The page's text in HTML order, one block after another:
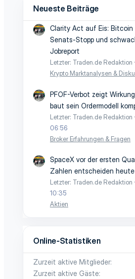
Neueste Beiträge
Clarity Act auf Eis:
Senats-Stopp und
Jobreport
Letzter: Traden.de Redaktion
Krypto Marktanalysen &
PFOF-Verbot zeigt
baut sein Ordermodell
Letzter: Traden.de Redaktion
06:56
Broker Erfahrungen & Fragen
SpaceX vor der ersten
Zahlen entscheiden
Letzter: Traden.de Redaktion
10:35
Aktien
Online-Statistiken
Zurzeit aktive Mitglieder
Zurzeit aktive Gäste